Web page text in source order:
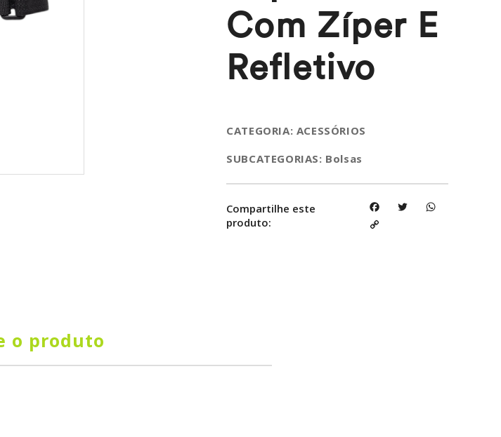
Com Zíper E
Refletivo
CATEGORIA: ACESSÓRIOS
SUBCATEGORIAS: Bolsas
Compartilhe este
produto:
FacebookTwitter
o produto